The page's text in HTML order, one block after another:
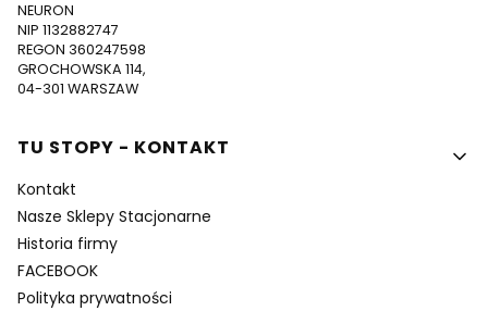
NEURON
NIP 1132882747
REGON 360247598
GROCHOWSKA 114,
04-301 WARSZAW
Linki w stopce
TU STOPY - KONTAKT
Kontakt
Nasze Sklepy Stacjonarne
Historia firmy
FACEBOOK
Polityka prywatności